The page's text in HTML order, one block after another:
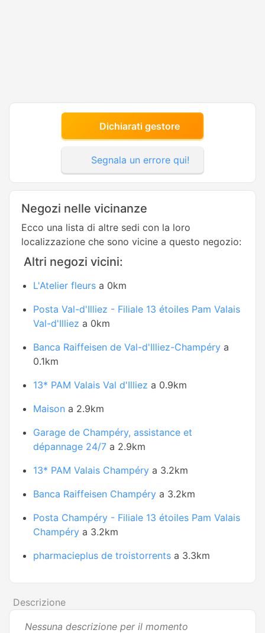
Dichiarati gestore
Segnala un errore qui!
Negozi nelle vicinanze
Ecco una lista di altre sedi con la loro
localizzazione che sono vicine a questo negozio:
Altri negozi vicini:
L'Atelier fleurs a 0km
Posta Val-d'Illiez - Filiale 13 étoiles Pam Valais
Val-d'Illiez a 0km
Banca Raiffeisen de Val-d'Illiez-Champéry a
0.1km
13* PAM Valais Val d'Illiez a 0.9km
Maison a 2.9km
Garage de Champéry, assistance et
dépannage 24/7 a 2.9km
13* PAM Valais Champéry a 3.2km
Banca Raiffeisen Champéry a 3.2km
Posta Champéry - Filiale 13 étoiles Pam Valais
Champéry a 3.2km
pharmacieplus de troistorrents a 3.3km
Descrizione
Nessuna descrizione per il momento